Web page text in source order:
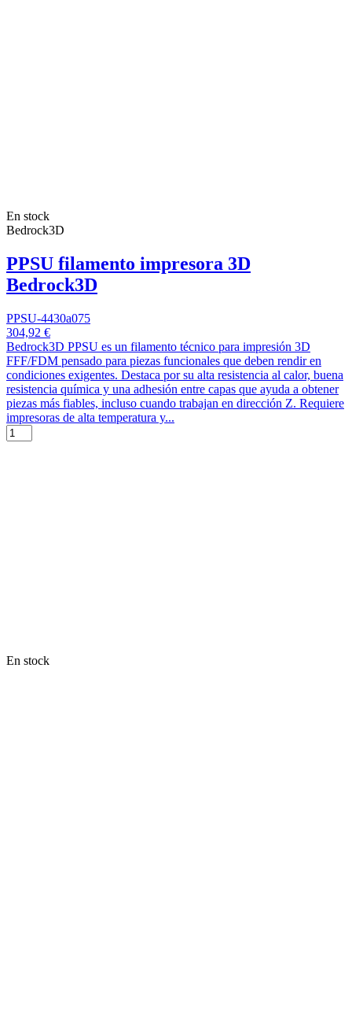
En stock
Bedrock3D
PPSU filamento impresora 3D
Bedrock3D
PPSU-4430a075
304,92 €
Bedrock3D PPSU es un filamento técnico para impresión 3D
FFF/FDM pensado para piezas funcionales que deben rendir en
condiciones exigentes. Destaca por su alta resistencia al calor, buena
resistencia química y una adhesión entre capas que ayuda a obtener
piezas más fiables, incluso cuando trabajan en dirección Z. Requiere
impresoras de alta temperatura y...
En stock